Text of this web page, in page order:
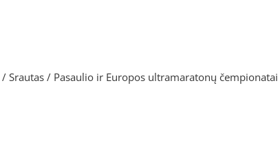
/ Srautas / Pasaulio ir Europos ultramaratonų čempionatai